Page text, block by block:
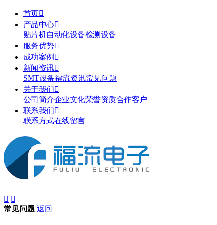
首页
产品中心
贴片机自动化设备检测设备
服务优势
成功案例 
新闻资讯
SMT设备福流资讯常见问题
关于我们
公司简介企业文化荣誉资质合作客户
联系我们
联系方式在线留言
 
常见问题 返回